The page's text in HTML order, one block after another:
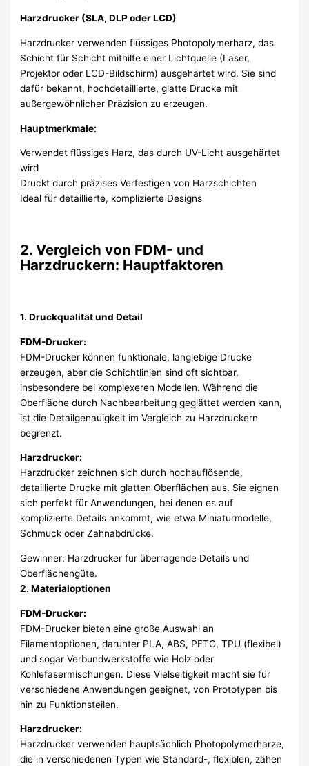
Harzdrucker (SLA, DLP oder LCD)
Harzdrucker verwenden flüssiges Photopolymerharz, das
Schicht für Schicht mithilfe einer Lichtquelle (Laser,
Projektor oder LCD-Bildschirm) ausgehärtet wird. Sie sind
dafür bekannt, hochdetaillierte, glatte Drucke mit
außergewöhnlicher Präzision zu erzeugen.
Hauptmerkmale:
Verwendet flüssiges Harz, das durch UV-Licht ausgehärtet
wird
Druckt durch präzises Verfestigen von Harzschichten
Ideal für detaillierte, komplizierte Designs
2. Vergleich von FDM- und
Harzdruckern: Hauptfaktoren
1. Druckqualität und Detail
FDM-Drucker:
FDM-Drucker können funktionale, langlebige Drucke
erzeugen, aber die Schichtlinien sind oft sichtbar,
insbesondere bei komplexeren Modellen. Während die
Oberfläche durch Nachbearbeitung geglättet werden kann,
ist die Detailgenauigkeit im Vergleich zu Harzdruckern
begrenzt.
Harzdrucker:
Harzdrucker zeichnen sich durch hochauflösende,
detaillierte Drucke mit glatten Oberflächen aus. Sie eignen
sich perfekt für Anwendungen, bei denen es auf
komplizierte Details ankommt, wie etwa Miniaturmodelle,
Schmuck oder Zahnabdrücke.
Gewinner: Harzdrucker für überragende Details und
Oberflächengüte.
2. Materialoptionen
FDM-Drucker:
FDM-Drucker bieten eine große Auswahl an
Filamentoptionen, darunter PLA, ABS, PETG, TPU (flexibel)
und sogar Verbundwerkstoffe wie Holz oder
Kohlefasermischungen. Diese Vielseitigkeit macht sie für
verschiedene Anwendungen geeignet, von Prototypen bis
hin zu Funktionsteilen.
Harzdrucker:
Harzdrucker verwenden hauptsächlich Photopolymerharze,
die in verschiedenen Typen wie Standard-, flexiblen, zähen